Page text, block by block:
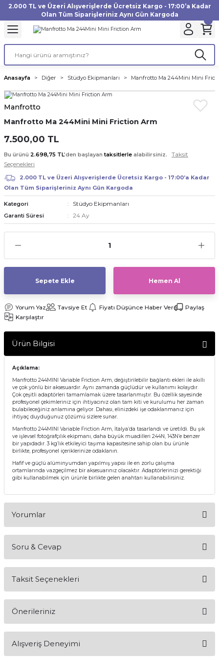
2.000 TL ve Üzeri Alışverişlerde Ücretsiz Kargo - 17:00’a Kadar
Olan Tüm Siparişleriniz Aynı Gün Kargoda
Geri Dön
Aksesuarları
Makinesi
Geri Dön
Geri Dön
Geri Dön
Geri Dön
Geri Dön
Geri Dön
Geri Dön
Geri Dön
Geri Dön
Geri Dön
Aksesuarları
Geri Dön
Anasayfa Diğer Stüdyo Ekipmanları Manfrotto Ma 244Mini Mini
Manfrotto
Manfrotto Ma 244Mini Mini Friction Arm
7.500,00 TL
Bu ürünü 2.698,75 TL’den başlayantaksitlerle alabilirsiniz.
Taksit
Seçenekleri
2.000 TL ve Üzeri Alışverişlerde Ücretsiz Kargo - 17:00’a Kadar
Olan Tüm Siparişleriniz Aynı Gün Kargoda
Kategori Stüdyo Ekipmanları
Garanti Süresi 24 Ay
Sepete Ekle Hemen Al
Yorum Yaz Tavsiye Et Fiyatı Düşünce Haber Ver
Paylaş
Karşılaştır
Ürün Bilgisi
Açıklama:
Manfrotto 244MINI Variable Friction Arm, değiştirilebilir bağlantı ekleri ile akıllı
ve çok yönlü bir aksesuardır. Aynı zamanda güçlüdür ve kullanımı kolaydır.
Çok çeşitli adaptörleri tamamlamak üzere tasarlanmıştır. Bu özellik sayesinde
profesyonel çekimleriniz için ihtiyacınız olan tam kiti ve kurulumu her zaman
bulabileceğiniz anlamına geliyor. Dahası, elinizdeki işe odaklanmanız için
ihtiyaç duyduğunuz çözümü sizlere sunar.
Manfrotto 244MINI Variable Friction Arm, İtalya’da tasarlandı ve üretildi. Bu şık
ve işlevsel fotoğrafçılık ekipmanı, daha büyük muadilleri 244N, 143N’e benzer
bir yapıdadır. 3 kg’lık etkileyici taşıma kapasitesine sahip olan bu ürünle
birlikte, profesyonel içeriklerinize odaklanın.
Hafif ve güçlü alüminyumdan yapılmış yapısı ile en zorlu çalışma
ortamlarında vazgeçilmez bir aksesuarınız olacaktır. Adaptörlerinizi gerektiği
gibi kullanabilmek için ürünle birlikte gelen anahtarı kullanabilirsiniz.
Yorumlar
Soru & Cevap
Taksit Seçenekleri
Önerileriniz
konularda yetersiz gördüğünüz noktaları öneri formunu
kullanarak tarafımıza iletebilirsiniz.
Alışveriş Deneyimi